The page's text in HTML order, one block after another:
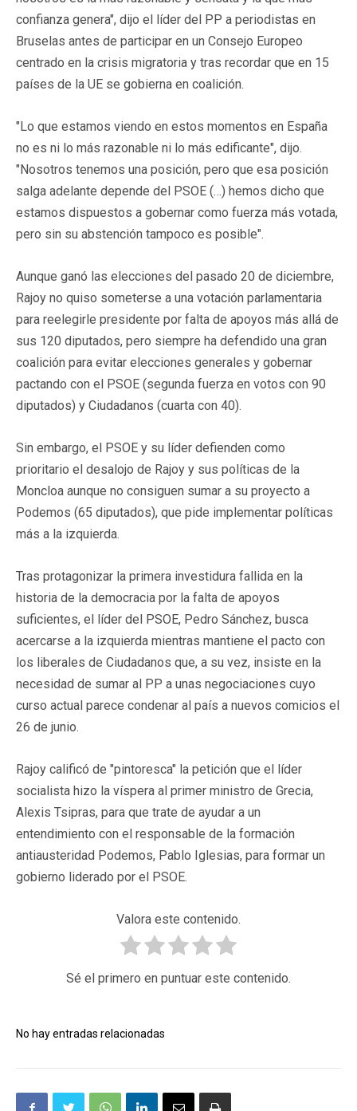
confianza genera", dijo el líder del PP a periodistas en
Bruselas antes de participar en un Consejo Europeo
centrado en la crisis migratoria y tras recordar que en 15
países de la UE se gobierna en coalición.
"Lo que estamos viendo en estos momentos en España
no es ni lo más razonable ni lo más edificante", dijo.
"Nosotros tenemos una posición, pero que esa posición
salga adelante depende del PSOE (…) hemos dicho que
estamos dispuestos a gobernar como fuerza más votada,
pero sin su abstención tampoco es posible".
Aunque ganó las elecciones del pasado 20 de diciembre,
Rajoy no quiso someterse a una votación parlamentaria
para reelegirle presidente por falta de apoyos más allá de
sus 120 diputados, pero siempre ha defendido una gran
coalición para evitar elecciones generales y gobernar
pactando con el PSOE (segunda fuerza en votos con 90
diputados) y Ciudadanos (cuarta con 40).
Sin embargo, el PSOE y su líder defienden como
prioritario el desalojo de Rajoy y sus políticas de la
Moncloa aunque no consiguen sumar a su proyecto a
Podemos (65 diputados), que pide implementar políticas
más a la izquierda.
Tras protagonizar la primera investidura fallida en la
historia de la democracia por la falta de apoyos
suficientes, el líder del PSOE, Pedro Sánchez, busca
acercarse a la izquierda mientras mantiene el pacto con
los liberales de Ciudadanos que, a su vez, insiste en la
necesidad de sumar al PP a unas negociaciones cuyo
curso actual parece condenar al país a nuevos comicios el
26 de junio.
Rajoy calificó de "pintoresca" la petición que el líder
socialista hizo la víspera al primer ministro de Grecia,
Alexis Tsipras, para que trate de ayudar a un
entendimiento con el responsable de la formación
antiausteridad Podemos, Pablo Iglesias, para formar un
gobierno liderado por el PSOE.
Valora este contenido.
Sé el primero en puntuar este contenido.
No hay entradas relacionadas